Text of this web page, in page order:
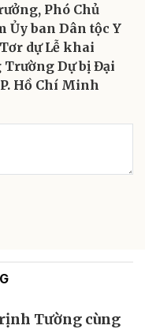
Phó Chủ
Ủy ban Dân tộc Y
dự Lễ khai
Trường Dự bị Đại
Hồ Chí Minh
Tường cùng